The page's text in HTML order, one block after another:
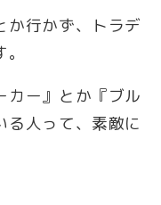
か行かず、トラデ
カー』とか『ブル
る人って、素敵に